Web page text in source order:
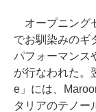
オープニング
でお馴染みのギ
パフォーマンス
が行なわれた。
e」には、
タリアのテノー